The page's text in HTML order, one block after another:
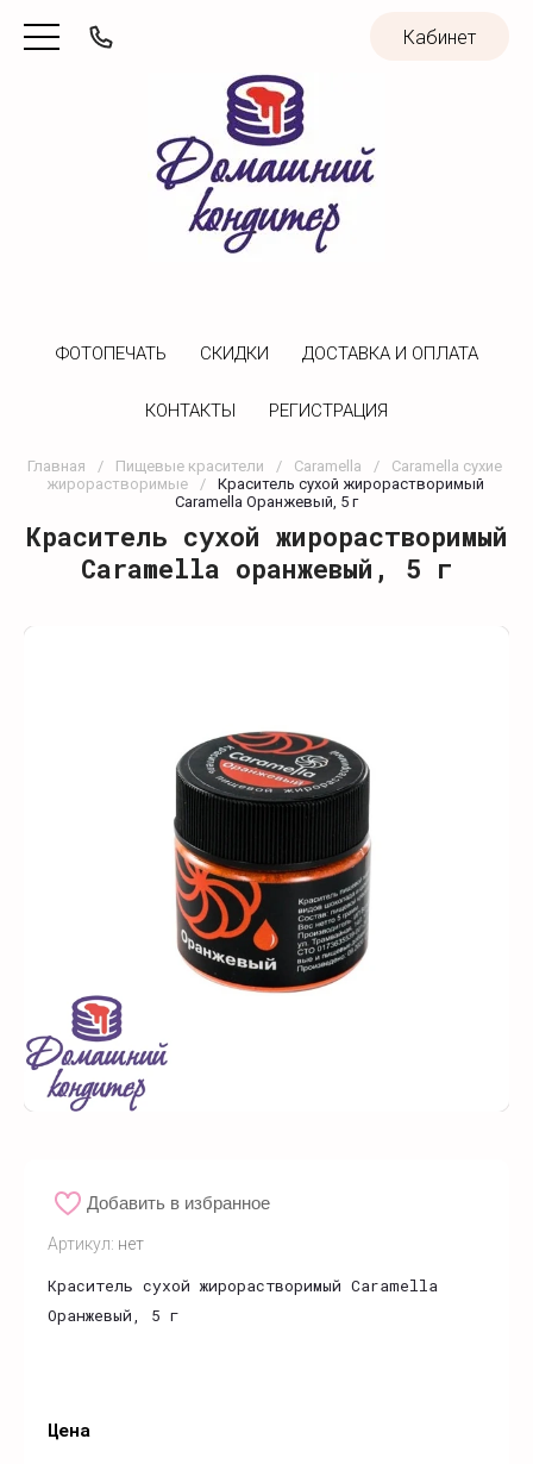
Кабинет
ФОТОПЕЧАТЬ CКИДКИ ДОСТАВКА И ОПЛАТА
КОНТАКТЫ РЕГИСТРАЦИЯ
Главная / Пищевые красители / Caramella /
Caramella сухие
жирорастворимые
/
Краситель сухой жирорастворимый
Caramella Оранжевый, 5 г
Краситель сухой жирорастворимый
Caramella оранжевый, 5 г
Артикул: нет
Краситель сухой жирорастворимый Caramella
Оранжевый, 5 г
Добавить в избранное
Цена